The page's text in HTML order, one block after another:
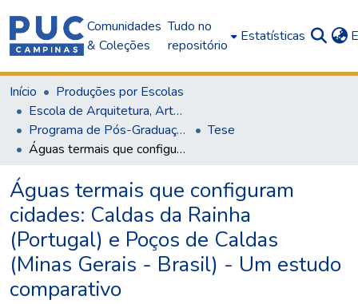
Comunidades
& Coleções
Tudo no
repositório
Estatísticas
Início
Produções por Escolas
Escola de Arquitetura, Artes e Design
Programa de Pós-Graduação em Arquitetura e Urbanismo
Tese
Águas termais que configuram cidades: Caldas da Rainha (Portugal) e Poços de Caldas (Minas Gerais - Brasil) - Um estudo comparativo
Águas termais que configuram
cidades: Caldas da Rainha
(Portugal) e Poços de Caldas
(Minas Gerais - Brasil) - Um estudo
comparativo